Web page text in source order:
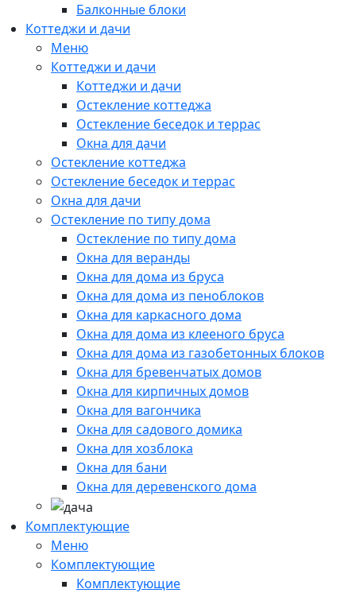
Балконные блоки
Коттеджи и дачи
Меню
Коттеджи и дачи
Коттеджи и дачи
Остекление коттеджа
Остекление беседок и террас
Окна для дачи
Остекление коттеджа
Остекление беседок и террас
Окна для дачи
Остекление по типу дома
Остекление по типу дома
Окна для веранды
Окна для дома из бруса
Окна для дома из пеноблоков
Окна для каркасного дома
Окна для дома из клееного бруса
Окна для дома из газобетонных блоков
Окна для бревенчатых домов
Окна для кирпичных домов
Окна для вагончика
Окна для садового домика
Окна для хозблока
Окна для бани
Окна для деревенского дома
Комплектующие
Меню
Комплектующие
Комплектующие